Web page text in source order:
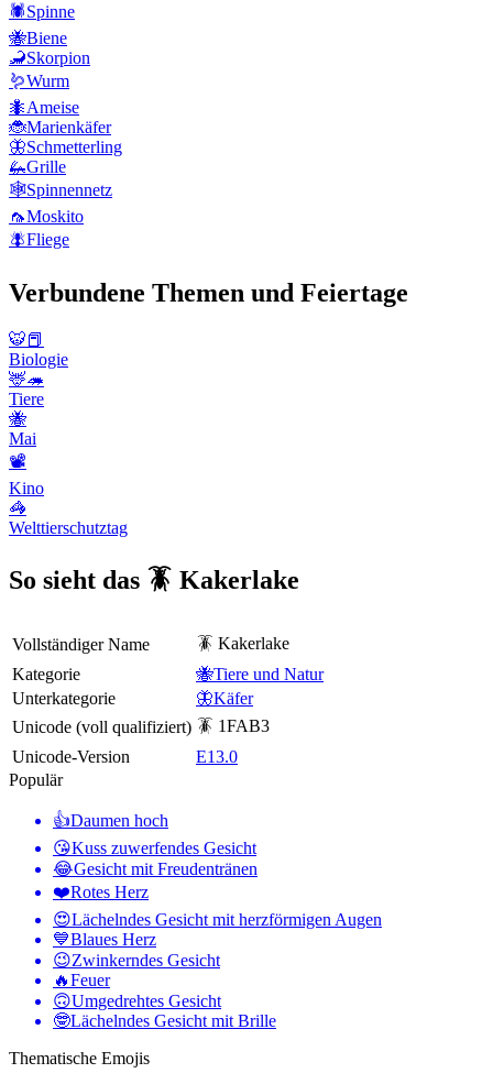
🕷️Spinne
🐝Biene
🦂Skorpion
🪱Wurm
🐜Ameise
🐞Marienkäfer
🦋Schmetterling
🦗Grille
🕸️Spinnennetz
🦟Moskito
🪰Fliege
Verbundene Themen und Feiertage
🐯📕
Biologie
🦌🦔
Tiere
🐝
Mai
📽
Kino
🦓
Welttierschutztag
So sieht das 🪳 Kakerlake
Vollständiger Name
🪳 Kakerlake
Kategorie
🐝Tiere und Natur
Unterkategorie
🦋Käfer
Unicode (voll qualifiziert) 🪳 1FAB3
Unicode-Version
E13.0
Populär
👍Daumen hoch
😘Kuss zuwerfendes Gesicht
😂Gesicht mit Freudentränen
❤️Rotes Herz
😍Lächelndes Gesicht mit herzförmigen Augen
💙Blaues Herz
😉Zwinkerndes Gesicht
🔥Feuer
🙃Umgedrehtes Gesicht
🤓Lächelndes Gesicht mit Brille
Thematische Emojis